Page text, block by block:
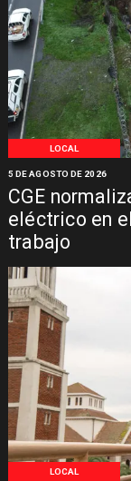
LOCAL
CGE
eléctrico en
trabajo
5 DE AGOSTO DE 2026
LOCAL